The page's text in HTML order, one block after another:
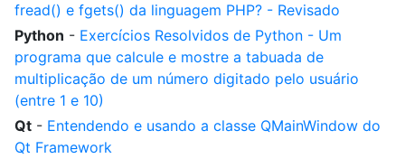
fread() e fgets() da linguagem PHP? - Revisado
Python - Exercícios Resolvidos de Python - Um
programa que calcule e mostre a tabuada de
multiplicação de um número digitado pelo usuário
(entre 1 e 10)
Qt - Entendendo e usando a classe QMainWindow do
Qt Framework